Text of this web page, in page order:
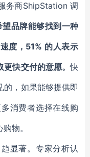
务商ShipStation 调
品牌能够找到一种
度，51% 的人表示
更快交付的意愿。快
的，如果能够提供即
消费者选择在线购
物。
显著。专家分析认